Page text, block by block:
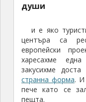
души
и е яко
центъра са
европейски
харесахме една
закусихме
странна форма. И
пече като се
пещта.